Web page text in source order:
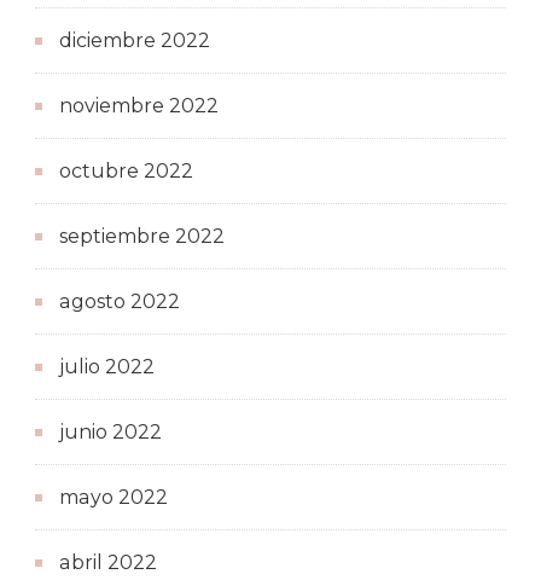
diciembre 2022
noviembre 2022
octubre 2022
septiembre 2022
agosto 2022
julio 2022
junio 2022
mayo 2022
abril 2022